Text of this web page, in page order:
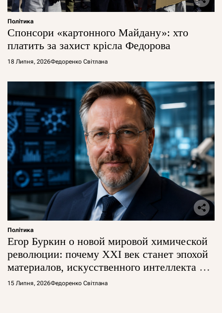
Політика
Спонсори «картонного Майдану»: хто
платить за захист крісла Федорова
18 Липня, 2026Федоренко Світлана
Політика
Егор Буркин о новой мировой химической
революции: почему XXI век станет эпохой
материалов, искусственного интеллекта и
глобальной борьбы за технологии
15 Липня, 2026Федоренко Світлана